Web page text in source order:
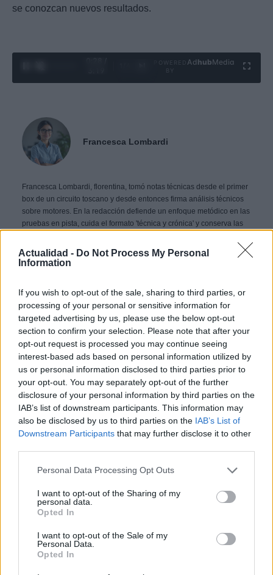
Actualidad - Do Not Process My Personal
Information
If you wish to opt-out of the sale, sharing to third parties, or
processing of your personal or sensitive information for
targeted advertising by us, please use the below opt-out
section to confirm your selection. Please note that after your
opt-out request is processed you may continue seeing
interest-based ads based on personal information utilized by
us or personal information disclosed to third parties prior to
your opt-out. You may separately opt-out of the further
disclosure of your personal information by third parties on the
IAB’s list of downstream participants. This information may
also be disclosed by us to third parties on the IAB’s List of
Downstream Participants that may further disclose it to other
Please note that this website/app uses one or more Google
not limited to your visit or usage behaviour. You may click to
grant or deny consent to Google and its third-party tags to
use your data for below specified purposes in below Google
consent section.
Personal Data Processing Opt Outs
I want to opt-out of the Sharing of my
personal data.
Opted In
I want to opt-out of the Sale of my
Personal Data.
Opted In
se conozcan nuevos resultados.
Ad hubMedia
Francesca Lombardi
Francesca Lombardi, florentina, tomó notas técnicas desde el primer
box de un circuito toscano y desde entonces firma análisis técnicos
sobre motores. En la redacción defiende un enfoque metódico en las
pruebas en pista, cuida el formato 'técnica y crónica' y conserva las
ARTÍCULO ANTERIOR
ARTÍCULO SIGUIENTE
Más leídos
SALUD Y BIENESTAR
Crianza tradicional para una infancia más
autónoma